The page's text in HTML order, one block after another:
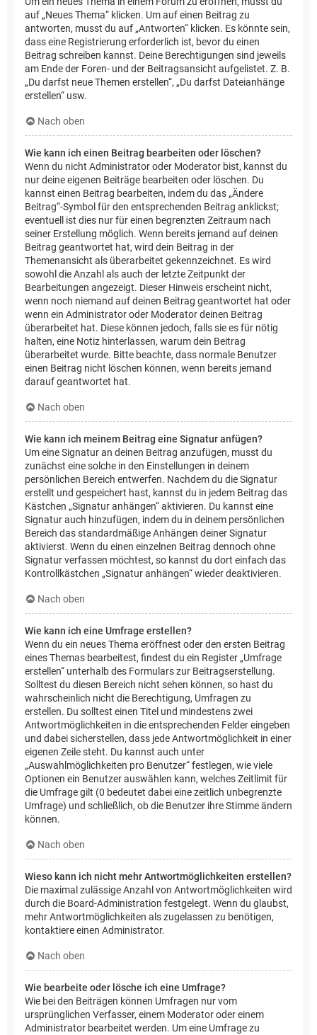
auf „Neues Thema“ klicken. Um auf einen Beitrag zu
antworten, musst du auf „Antworten“ klicken. Es könnte sein,
dass eine Registrierung erforderlich ist, bevor du einen
Beitrag schreiben kannst. Deine Berechtigungen sind jeweils
am Ende der Foren- und der Beitragsansicht aufgelistet. Z. B.
„Du darfst neue Themen erstellen“, „Du darfst Dateianhänge
erstellen“ usw.
Nach oben
Wie kann ich einen Beitrag bearbeiten oder löschen?
Wenn du nicht Administrator oder Moderator bist, kannst du
nur deine eigenen Beiträge bearbeiten oder löschen. Du
kannst einen Beitrag bearbeiten, indem du das „Ändere
Beitrag“-Symbol für den entsprechenden Beitrag anklickst;
eventuell ist dies nur für einen begrenzten Zeitraum nach
seiner Erstellung möglich. Wenn bereits jemand auf deinen
Beitrag geantwortet hat, wird dein Beitrag in der
Themenansicht als überarbeitet gekennzeichnet. Es wird
sowohl die Anzahl als auch der letzte Zeitpunkt der
Bearbeitungen angezeigt. Dieser Hinweis erscheint nicht,
wenn noch niemand auf deinen Beitrag geantwortet hat oder
wenn ein Administrator oder Moderator deinen Beitrag
überarbeitet hat. Diese können jedoch, falls sie es für nötig
halten, eine Notiz hinterlassen, warum dein Beitrag
überarbeitet wurde. Bitte beachte, dass normale Benutzer
einen Beitrag nicht löschen können, wenn bereits jemand
darauf geantwortet hat.
Nach oben
Wie kann ich meinem Beitrag eine Signatur anfügen?
Um eine Signatur an deinen Beitrag anzufügen, musst du
zunächst eine solche in den Einstellungen in deinem
persönlichen Bereich entwerfen. Nachdem du die Signatur
erstellt und gespeichert hast, kannst du in jedem Beitrag das
Kästchen „Signatur anhängen“ aktivieren. Du kannst eine
Signatur auch hinzufügen, indem du in deinem persönlichen
Bereich das standardmäßige Anhängen deiner Signatur
aktivierst. Wenn du einen einzelnen Beitrag dennoch ohne
Signatur verfassen möchtest, so kannst du dort einfach das
Kontrollkästchen „Signatur anhängen“ wieder deaktivieren.
Nach oben
Wie kann ich eine Umfrage erstellen?
Wenn du ein neues Thema eröffnest oder den ersten Beitrag
eines Themas bearbeitest, findest du ein Register „Umfrage
erstellen“ unterhalb des Formulars zur Beitragserstellung.
Solltest du diesen Bereich nicht sehen können, so hast du
wahrscheinlich nicht die Berechtigung, Umfragen zu
erstellen. Du solltest einen Titel und mindestens zwei
Antwortmöglichkeiten in die entsprechenden Felder eingeben
und dabei sicherstellen, dass jede Antwortmöglichkeit in einer
eigenen Zeile steht. Du kannst auch unter
„Auswahlmöglichkeiten pro Benutzer“ festlegen, wie viele
Optionen ein Benutzer auswählen kann, welches Zeitlimit für
die Umfrage gilt (0 bedeutet dabei eine zeitlich unbegrenzte
Umfrage) und schließlich, ob die Benutzer ihre Stimme ändern
können.
Nach oben
Wieso kann ich nicht mehr Antwortmöglichkeiten erstellen?
Die maximal zulässige Anzahl von Antwortmöglichkeiten wird
durch die Board-Administration festgelegt. Wenn du glaubst,
mehr Antwortmöglichkeiten als zugelassen zu benötigen,
kontaktiere einen Administrator.
Nach oben
Wie bearbeite oder lösche ich eine Umfrage?
Wie bei den Beiträgen können Umfragen nur vom
ursprünglichen Verfasser, einem Moderator oder einem
Administrator bearbeitet werden. Um eine Umfrage zu